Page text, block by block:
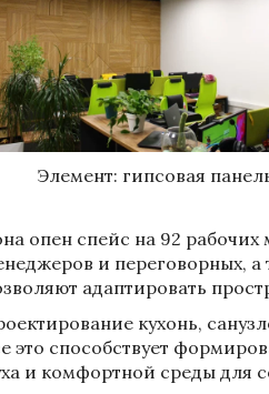
Элемент: гипсовая
опен спейс на 92
и переговорных, а
адаптировать
кухонь,
это способствует
и комфортной среды для